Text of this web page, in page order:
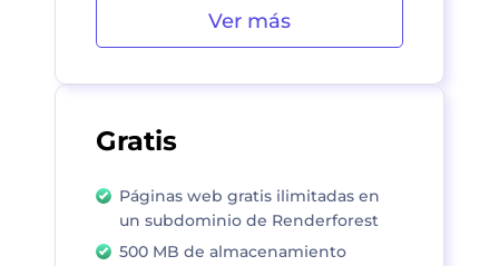
Gratis
Páginas web gratis ilimitadas en
un subdominio de Renderforest
500 MB de almacenamiento
Ver más